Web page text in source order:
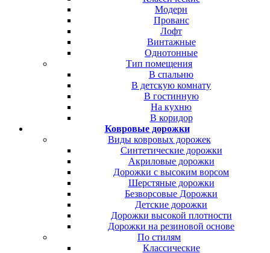
Модерн
Прованс
Лофт
Винтажные
Однотонные
Тип помещения
В спальню
В детскую комнату
В гостинную
На кухню
В коридор
Ковровые дорожки
Виды ковровых дорожек
Синтетические дорожки
Акриловые дорожки
Дорожки с высоким ворсом
Шерстяные дорожки
Безворсовые Дорожки
Детские дорожки
Дорожки высокой плотности
Дорожки на резиновой основе
По стилям
Классические